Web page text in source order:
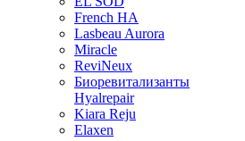
French HA
Lasbeau Aurora
Miracle
ReviNeux
Биоревитализанты
Hyalrepair
Kiara Reju
Elaxen